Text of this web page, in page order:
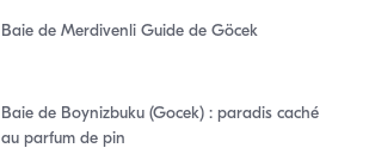
Baie de Merdivenli Guide de Göcek
Baie de Boynizbuku (Gocek) : paradis caché
au parfum de pin